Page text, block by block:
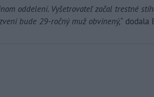
oddelení. Vyšetrovateľ začal trestné
bude 29-ročný muž obvinený,“ dodala